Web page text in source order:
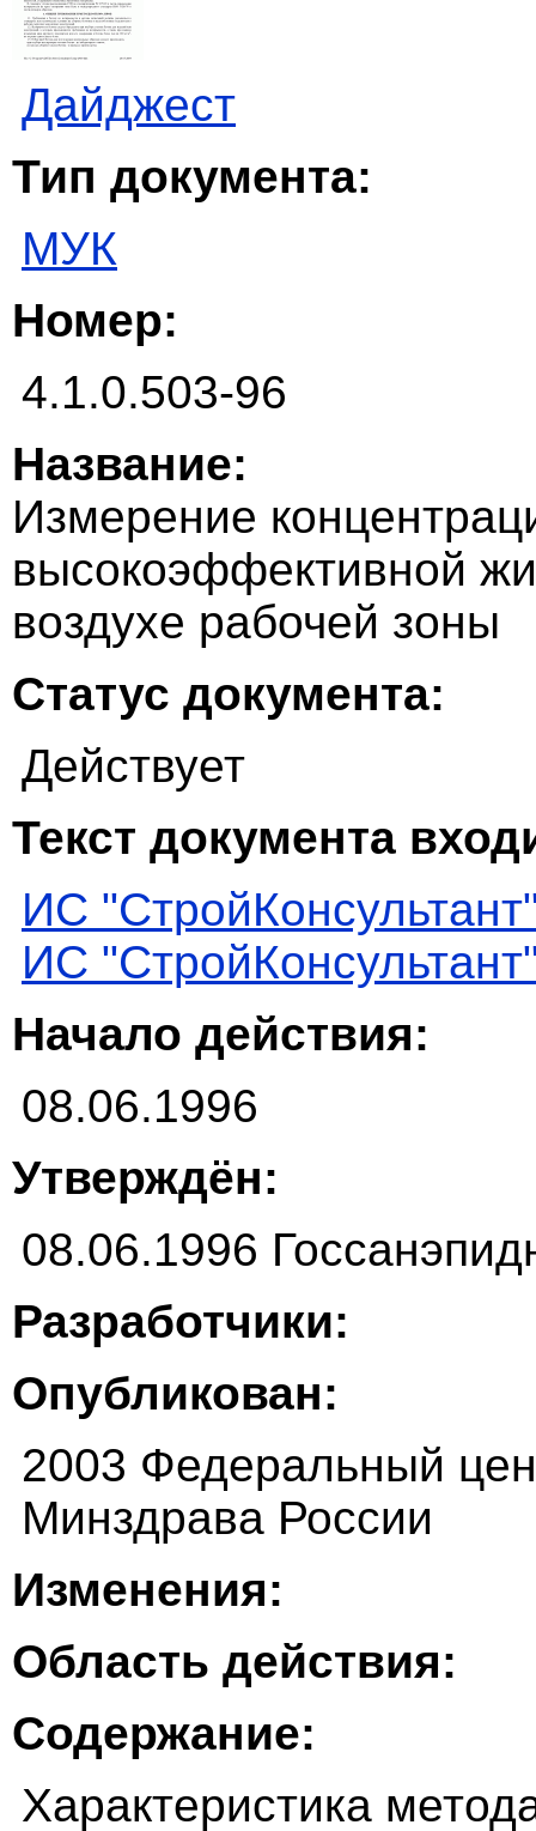
Дайджест
Тип документа:
МУК
Номер:
4.1.0.503-96
Название:
Измерение
высокоэффективной
воздухе рабочей зоны
Статус документа:
Действует
Текст документа
ИС
ИС
Начало действия:
08.06.1996
Утверждён:
08.06.1996
Разработчики:
Опубликован:
2003 Федеральный
Минздрава России
Изменения:
Область действия:
Содержание:
Характеристика